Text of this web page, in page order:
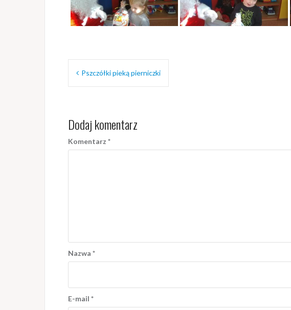
Nawigacja
Pszczółki pieką pierniczki
Dodaj komentarz
Komentarz *
Nazwa *
E-mail *